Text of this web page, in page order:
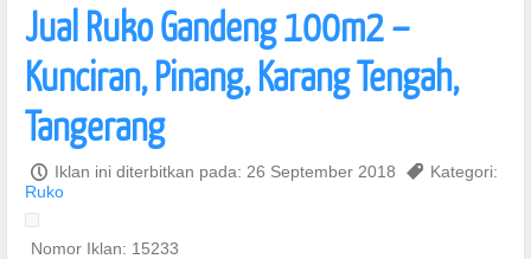
Jual Ruko Gandeng 100m2 –
Kunciran, Pinang, Karang Tengah,
Tangerang
P Iklan ini diterbitkan pada: 26 September 2018 , Kategori:
Ruko
Nomor Iklan: 15233